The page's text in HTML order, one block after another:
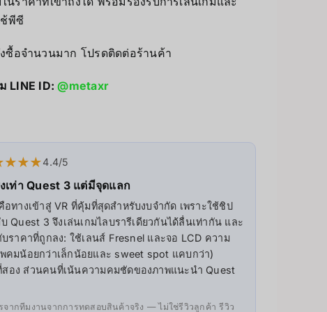
PC & eGPU
Transmitters
UV Printer
พีซี
ซื้อจำนวนมาก โปรดติดต่อร้านค้า
LINE ID:@metaxr
4.4/5
เท่า Quest 3 แต่มีจุดแลก
ทางเข้าสู่ VR ที่คุ้มที่สุดสำหรับงบจำกัด เพราะใช้ชิป
Quest 3 จึงเล่นเกมไลบรารีเดียวกันได้ลื่นเท่ากัน และ
าคาที่ถูกลง: ใช้เลนส์ Fresnel และจอ LCD ความ
คมน้อยกว่าเล็กน้อยและ sweet spot แคบกว่า)
สอง ส่วนคนที่เน้นความคมชัดของภาพแนะนำ Quest
ากทีมงานจากการทดสอบสินค้าจริง — ไม่ใช่รีวิวลูกค้า รีวิว